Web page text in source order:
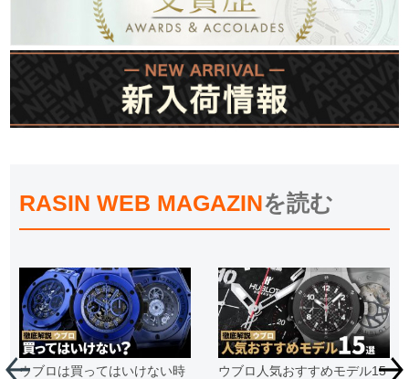
RASIN WEB MAGAZINを読む
ウブロは買ってはいけない時
ウブロ人気おすすめモデル15